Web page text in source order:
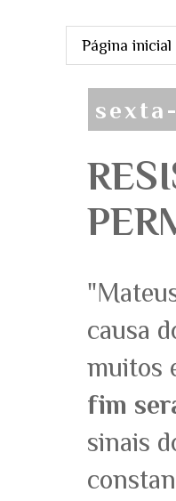
Página inicial
causa
muitos
fim
sinais